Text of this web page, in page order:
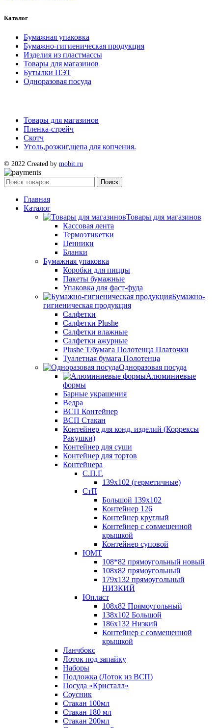
Каталог
Бумажная упаковка
Бумажно-гигиеническая продукция
Изделия из пластмассы
Товары для магазинов
Бутылки ПЭТ
Одноразовая посуда
Товары для магазинов
Пленка-стрейч
Скотч
Уголь,розжиг,щепа для копчения.
© 2022 Created by mobit.ru
Поиск
Главная
Каталог
Товары для магазинов
Кассовая лента
Термоэтикетки
Ценники
Бланки
Бумажная упаковка
Коробки для пиццы
Пакеты бумажные
Упаковка для фаст-фуда
Бумажно-
гигиеническая продукция
Салфетки
Салфетки Plushe
Салфетки влажные
Салфетки ажурные
Plushe Т/бумага Полотенца Платочки
Туалетная бумага Полотенца
Одноразовая посуда
Алюминиевые
формы
Барные украшения
Ведра
ВСП Контейнер
ВСП Стакан
Контейнер для конд. изделий (Коррексы
Ракушки)
Контейнер для суши
Контейнер для тортов
Контейнера
С.П.Г.
139х102 (герметичные)
СтП
Большой 139х102
Контейнер 126
Контейнер круглый
Контейнер с совмещенной
крышкой
Контейнер суповой
ЮМТ
108*82 прямоугольный новый
108х82 прямоугольный
179х132 прямоугольный
НИЗКИЙ
Юпласт
108х82 Прямоугольный
138х102 Большой
186х132 Низкий
Контейнер с совмещенной
крышкой
Ланчбокс
Лоток под запайку
Наборы
Подложка (Лоток из ВСП)
Посуда «Кристалл»
Соусник
Стакан 100мл
Стакан 180 мл
Стакан 200мл